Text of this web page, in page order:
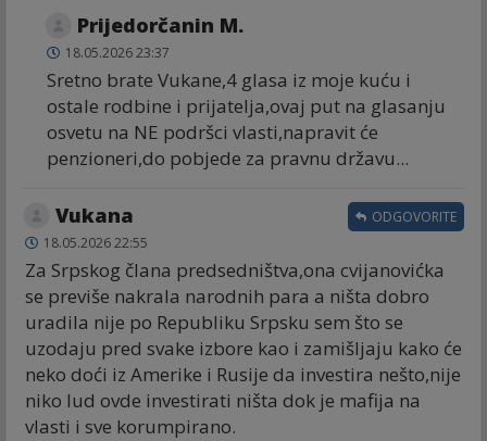
Prijedorčanin M.
18.05.2026 23:37
Sretno brate Vukane,4 glasa iz moje kuću i
ostale rodbine i prijatelja,ovaj put na glasanju
osvetu na NE podršci vlasti,napravit će
penzioneri,do pobjede za pravnu državu...
Vukana
18.05.2026 22:55
Za Srpskog člana predsedništva,ona cvijanovićka
se previše nakrala narodnih para a ništa dobro
uradila nije po Republiku Srpsku sem što se
uzodaju pred svake izbore kao i zamišljaju kako će
neko doći iz Amerike i Rusije da investira nešto,nije
niko lud ovde investirati ništa dok je mafija na
vlasti i sve korumpirano.
ODGOVORITE